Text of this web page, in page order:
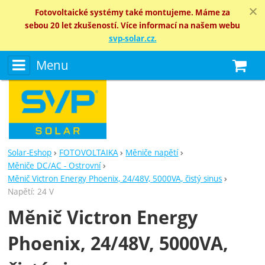
Fotovoltaické systémy také montujeme. Máme za
sebou 20 let zkušeností. Více informací na našem webu
svp-solar.cz.
Menu
Solar-Eshop FOTOVOLTAIKA
Měniče napětí
Měniče DC/AC - Ostrovní
Měnič Victron Energy Phoenix, 24/48V, 5000VA, čistý sinus
Napětí: 24 V
Měnič Victron Energy
Phoenix, 24/48V, 5000VA,